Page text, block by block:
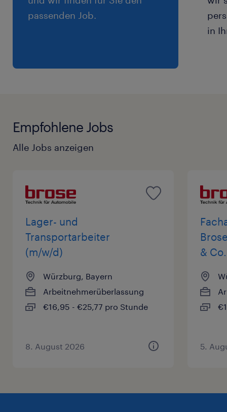
passenden Job.
in
Empfohlene Jobs
Alle Jobs anzeigen
Lager- und
Transportarbeiter
(m/w/d)
Würzburg, Bayern
Arbeitnehmerüberlassung
€16,95 - €25,77 pro Stunde
8. August 2026
&
5.